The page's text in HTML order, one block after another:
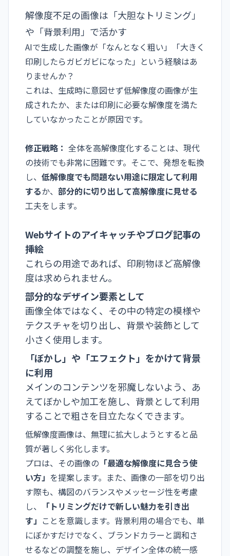
解像度不足の画像は「大胆なトリミング」
や「背景利用」で活かす
AIで生成した画像が「なんとなく粗い」「大きく
印刷したらガビガビになった」という経験はあ
りませんか？
これは、生成時に意図せず低解像度の画像が生
成されたか、または印刷に必要な解像度を満た
していなかったことが原因です。
修正戦略： 全体を高解像度化することは、現代
の技術でも非常に困難です。そこで、発想を転換
し、 低解像度でも問題ない用途に限定して利用
するか、 部分的に切り出して高解像度に見せる
工夫をします。
Webサイトのアイキャッチやブログ記事の
挿絵
これらの用途であれば、印刷物ほど高解像
度は求められません。
部分的なデザイン要素として
画像全体ではなく、その中の特定の模様や
テクスチャを切り出し、背景や装飾として
小さく使用します。
「ぼかし」や「エフェクト」をかけて背景
に利用
メインのコンテンツを邪魔しないよう、あ
えてぼかしや加工を施し、背景として利用
することで粗さを目立たなくできます。
低解像度画像は、無理に拡大しようとすると品
質が著しく劣化します。
プロは、その画像の 「最適な解像度に見合う使
い方」 を提案します。また、画像の一部を切り出
す際も、構図のバランスやメッセージ性を考慮
し、
「トリミングだけで新しい魅力を引き出
す」 ことを意識します。背景利用の場合でも、単
にぼかすだけでなく、ブランドカラーと調和さ
せるなどの調整を施し、デザイン全体の統一感